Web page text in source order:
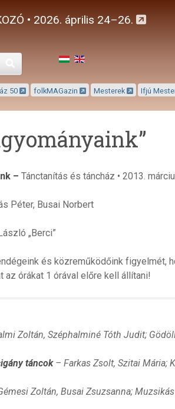
• 2026. április 24–26.
50 folkMAGazin Mesterek Ifjú
– Tánctanítás és táncház • 2013.
Péter, Busai Norbert
„Berci”
és közreműködőink figyelmét,
az órákat 1 órával előre kell állítani!
Zoltán, Széphalminé Tóth Judit;
táncok– Farkas Zsolt, Szitai Mária;
Zoltán, Busai Zsuzsanna;